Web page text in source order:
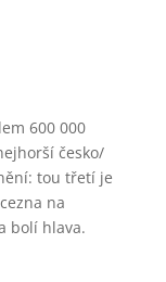
600 000
česko/
tou třetí je
na
bolí hlava.